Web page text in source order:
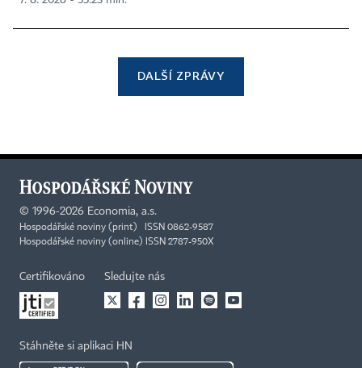
DALŠÍ ZPRÁVY
© 1996-2026 Economia, a.s.
Hospodářské noviny (print) ISSN 0862-9587
Hospodářské noviny (online) ISSN 2787-950X
Certifikováno Sledujte nás
Stáhněte si aplikaci HN